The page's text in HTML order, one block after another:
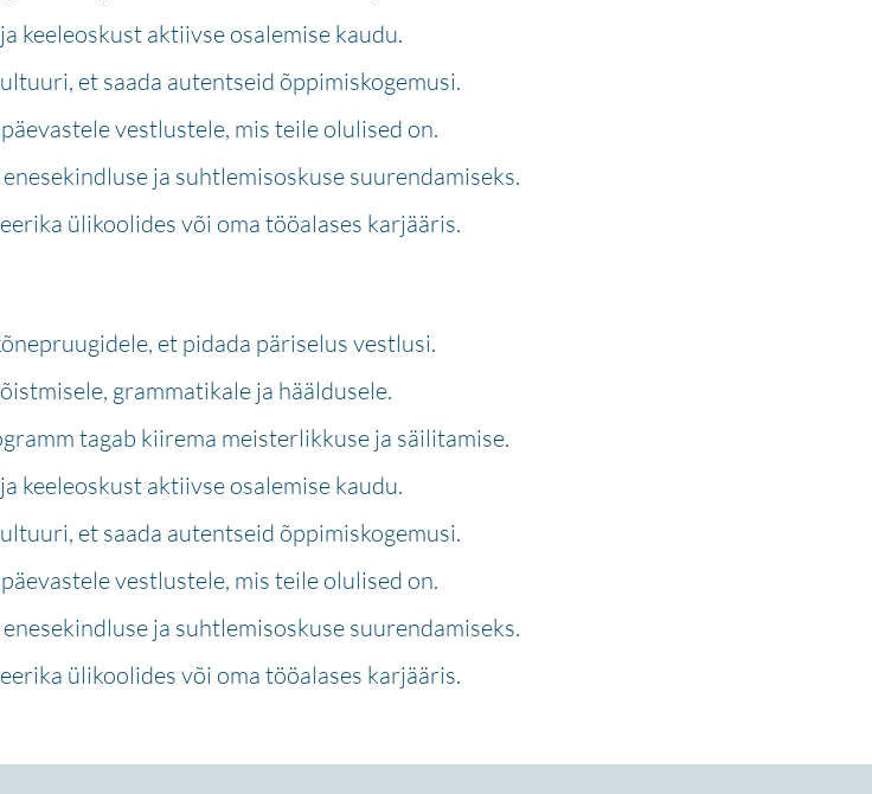
keeleoskust aktiivse osalemise kaudu.
et saada autentseid õppimiskogemusi.
vestlustele, mis teile olulised on.
ja suhtlemisoskuse suurendamiseks.
ülikoolides või oma tööalases karjääris.
et pidada päriselus vestlusi.
grammatikale ja hääldusele.
tagab kiirema meisterlikkuse ja säilitamise.
keeleoskust aktiivse osalemise kaudu.
et saada autentseid õppimiskogemusi.
vestlustele, mis teile olulised on.
ja suhtlemisoskuse suurendamiseks.
ülikoolides või oma tööalases karjääris.